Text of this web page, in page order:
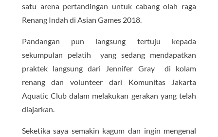
satu arena pertandingan untuk cabang olah raga
Renang Indah di Asian Games 2018.
Pandangan pun langsung tertuju kepada
sekumpulan pelatih yang sedang mendapatkan
praktek langsung dari Jennifer Gray di kolam
renang dan volunteer dari Komunitas Jakarta
Aquatic Club dalam melakukan gerakan yang telah
diajarkan.
Seketika saya semakin kagum dan ingin mengenal